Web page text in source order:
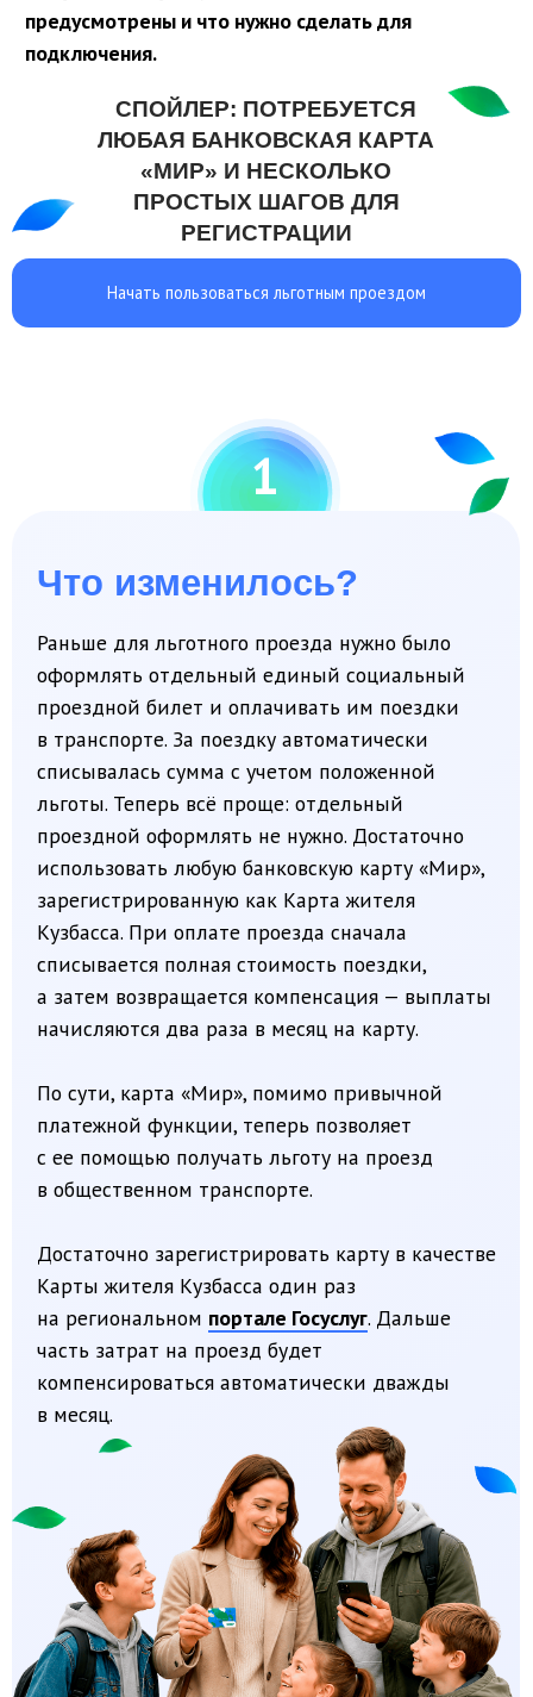
«МИР» И НЕСКОЛЬКО
ПРОСТЫХ ШАГОВ ДЛЯ
РЕГИСТРАЦИИ
Начать пользоваться льготным проездом
Что изменилось?
оформлять отдельный единый социальный
в транспорте. За поездку автоматически
списывалась сумма с учетом положенной
льготы. Теперь всё проще: отдельный
проездной оформлять не нужно. Достаточно
использовать любую банковскую карту «Мир»,
зарегистрированную как Карта жителя
Кузбасса. При оплате проезда сначала
списывается полная стоимость поездки,
а затем возвращается компенсация — выплаты
начисляются два раза в месяц на карту.
По сути, карта «Мир», помимо привычной
платежной функции, теперь позволяет
с ее помощью получать льготу на проезд
Достаточно зарегистрировать карту в качестве
Карты жителя Кузбасса один раз
на региональном портале Госуслуг
компенсироваться автоматически дважды
в месяц.
ЧТО МОЖНО ПОЛУЧИТЬ?